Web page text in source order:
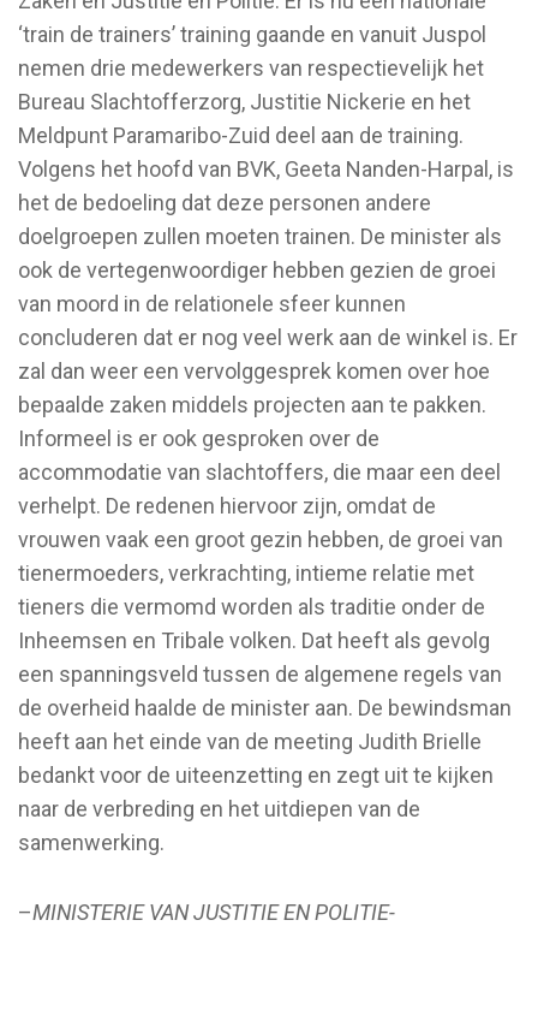
‘train de trainers’ training gaande en vanuit Juspol
nemen drie medewerkers van respectievelijk het
Bureau Slachtofferzorg, Justitie Nickerie en het
Meldpunt Paramaribo-Zuid deel aan de training.
Volgens het hoofd van BVK, Geeta Nanden-Harpal, is
het de bedoeling dat deze personen andere
doelgroepen zullen moeten trainen. De minister als
ook de vertegenwoordiger hebben gezien de groei
van moord in de relationele sfeer kunnen
concluderen dat er nog veel werk aan de winkel is. Er
zal dan weer een vervolggesprek komen over hoe
bepaalde zaken middels projecten aan te pakken.
Informeel is er ook gesproken over de
accommodatie van slachtoffers, die maar een deel
verhelpt. De redenen hiervoor zijn, omdat de
vrouwen vaak een groot gezin hebben, de groei van
tienermoeders, verkrachting, intieme relatie met
tieners die vermomd worden als traditie onder de
Inheemsen en Tribale volken. Dat heeft als gevolg
een spanningsveld tussen de algemene regels van
de overheid haalde de minister aan. De bewindsman
heeft aan het einde van de meeting Judith Brielle
bedankt voor de uiteenzetting en zegt uit te kijken
naar de verbreding en het uitdiepen van de
samenwerking.
–MINISTERIE VAN JUSTITIE EN POLITIE-